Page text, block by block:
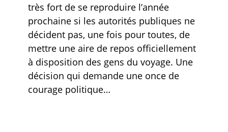
très fort de se reproduire l’année
prochaine si les autorités publiques ne
décident pas, une fois pour toutes, de
mettre une aire de repos officiellement
à disposition des gens du voyage. Une
décision qui demande une once de
courage politique…